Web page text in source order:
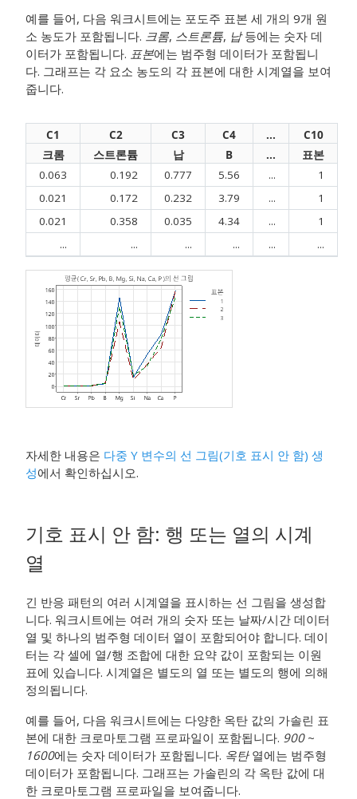
예를 들어, 다음 워크시트에는 포도주 표본 세 개의 9개 원
소 농도가 포함됩니다. 크롬, 스트론튬, 납등에는 숫자 데
이터가 포함됩니다. 표본에는 범주형 데이터가 포함됩니
다. 그래프는 각 요소 농도의 각 표본에 대한 시계열을 보여
줍니다.
C1 C2 C3 C4 ...
C10
크롬
스트론튬 납 B ...
표본
0.063
0.192 0.777 5.56 ...
1
0.021
0.172 0.232 3.79 ...
1
0.021
0.358 0.035 4.34 ...
1
...
... ... ... ... ...
자세한 내용은 다중 Y 변수의 선 그림(기호 표시 안 함) 생
성에서 확인하십시오.
기호 표시 안 함: 행 또는 열의 시계
열
긴 반응 패턴의 여러 시계열을 표시하는 선 그림을 생성합
니다. 워크시트에는 여러 개의 숫자 또는 날짜/시간 데이터
열 및 하나의 범주형 데이터 열이 포함되어야 합니다. 데이
터는 각 셀에 열/행 조합에 대한 요약 값이 포함되는 이원
표에 있습니다. 시계열은 별도의 열 또는 별도의 행에 의해
정의됩니다.
예를 들어, 다음 워크시트에는 다양한 옥탄 값의 가솔린 표
본에 대한 크로마토그램 프로파일이 포함됩니다. 900~
1600에는 숫자 데이터가 포함됩니다. 옥탄열에는 범주형
데이터가 포함됩니다. 그래프는 가솔린의 각 옥탄 값에 대
한 크로마토그램 프로파일을 보여줍니다.